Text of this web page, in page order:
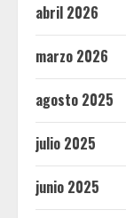
abril 2026
marzo 2026
agosto 2025
julio 2025
junio 2025